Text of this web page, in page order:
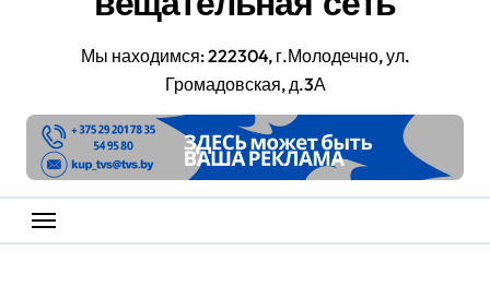
Мы находимся: 222304, г.Молодечно, ул.
Громадовская, д.3А